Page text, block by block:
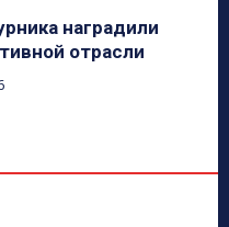
наградили
отрасли